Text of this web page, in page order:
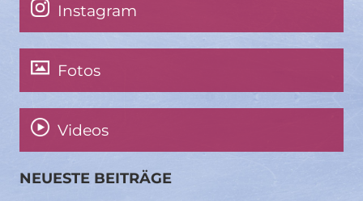
Instagram
Fotos
Videos
NEUESTE BEITRÄGE